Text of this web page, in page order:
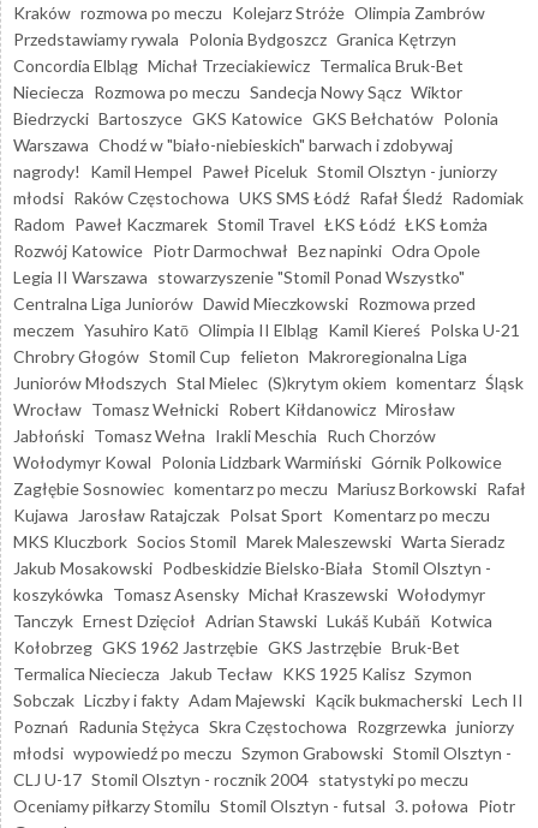
Kraków rozmowa po meczu Kolejarz Stróże Olimpia Zambrów
Przedstawiamy rywala Polonia Bydgoszcz Granica Kętrzyn
Concordia Elbląg Michał Trzeciakiewicz Termalica Bruk-Bet
Nieciecza Rozmowa po meczu Sandecja Nowy Sącz Wiktor
Biedrzycki Bartoszyce GKS Katowice GKS Bełchatów Polonia
Warszawa Chodź w "biało-niebieskich" barwach i zdobywaj
nagrody!
Kamil Hempel Paweł Piceluk Stomil Olsztyn - juniorzy
młodsi Raków Częstochowa UKS SMS Łódź Rafał Śledź Radomiak
Radom Paweł Kaczmarek Stomil Travel ŁKS Łódź ŁKS Łomża
Rozwój Katowice Piotr Darmochwał Bez napinki Odra Opole
Legia II Warszawa stowarzyszenie "Stomil Ponad Wszystko"
Centralna Liga Juniorów Dawid Mieczkowski Rozmowa przed
meczem Yasuhiro Katō Olimpia II Elbląg Kamil Kiereś Polska U-21
Chrobry Głogów Stomil Cup felieton Makroregionalna Liga
Juniorów Młodszych Stal Mielec (S)krytym okiem komentarz Śląsk
Wrocław Tomasz Wełnicki Robert Kiłdanowicz Mirosław
Jabłoński Tomasz Wełna Irakli Meschia Ruch Chorzów
Wołodymyr Kowal Polonia Lidzbark Warmiński Górnik Polkowice
Zagłębie Sosnowiec komentarz po meczu Mariusz Borkowski Rafał
Kujawa
Jarosław Ratajczak Polsat Sport Komentarz po meczu
MKS Kluczbork Socios Stomil Marek Maleszewski Warta Sieradz
Jakub Mosakowski Podbeskidzie Bielsko-Biała Stomil Olsztyn -
koszykówka Tomasz Asensky Michał Kraszewski Wołodymyr
Tanczyk Ernest Dzięcioł Adrian Stawski Lukáš Kubáň Kotwica
Kołobrzeg GKS 1962 Jastrzębie GKS Jastrzębie Bruk-Bet
Termalica Nieciecza
Jakub Tecław KKS 1925 Kalisz Szymon
Sobczak Liczby i fakty Adam Majewski Kącik bukmacherski Lech II
Poznań Radunia Stężyca Skra Częstochowa Rozgrzewka juniorzy
młodsi wypowiedź po meczu Szymon Grabowski Stomil Olsztyn -
CLJ U-17 Stomil Olsztyn - rocznik 2004 statystyki po meczu
Oceniamy piłkarzy Stomilu Stomil Olsztyn - futsal 3. połowa Piotr